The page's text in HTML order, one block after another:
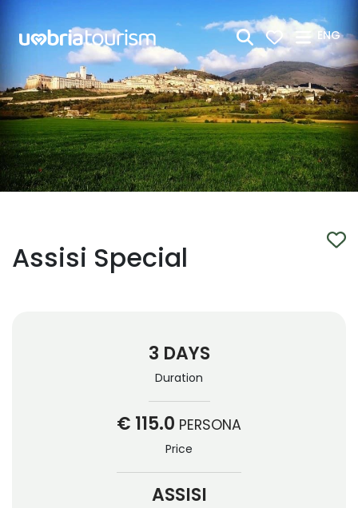
ENG
Assisi Special
3 DAYS
Duration
€ 115.0 PERSONA
Price
ASSISI